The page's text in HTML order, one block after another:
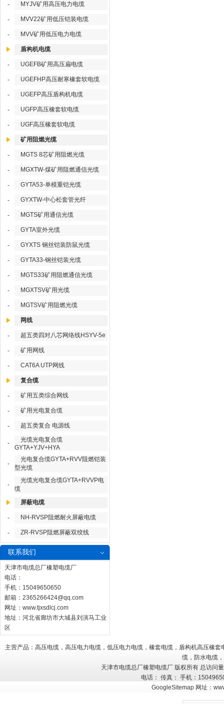
- MYJV矿用高压电力电缆
- MVV22矿用低压铠装电缆
- MVV矿用低压电力电缆
盾构机电缆
- UGEFB矿用高压扁电缆
- UGEFHP高压耐寒橡套软电缆
- UGEFP高压盾构机电缆
- UGFP高压橡套软电缆
- UGF高压橡套软电缆
矿用阻燃光缆
- MGTS 8芯矿用阻燃光缆
- MGXTW-煤矿用阻燃通信光缆
- GYTA53-单模重铠光缆
- GYXTW-中心松套管光纤
- MGTS矿用通信光缆
- GYTA室外光缆
- GYXTS 钢丝铠装防鼠光缆
- GYTA33-钢丝铠装光缆
- MGTS33矿用阻燃通信光缆
- MGXTSV矿用光缆
- MGTSV矿用阻燃光缆
网线
- 超五类四对八芯网络线HSYV-5e
- 矿用网线
- CAT6A UTP网线
复合缆
- 矿用五类综合网线
- 矿用光电复合缆
- 超五类复合 电源线
-
光缆光电复合缆
GYTA+YJV+HYA
-
光电复合缆GYTA+RVV阻燃铠装
型光缆
-
光缆光电复合缆GYTA+RVVP电
缆
屏蔽电缆
- NH-RVSP阻燃耐火屏蔽电缆
- ZR-RVSP阻燃屏蔽双绞线
联系我们
天津市电缆总厂橡塑电缆厂
电话：
手机：15049650650
邮箱： 2365266424@qq.com
网址： www.tjxsdlcj.com
地址：河北省廊坊市大城县刘演马工业
区
主营产品：高压电缆，高压电力电缆，低压电力电缆，橡套电缆，盾构机高压橡
缆，防水电缆
天津市电缆总厂橡塑电缆厂 版权所有 总访问
电话： 传真： 手机：
GoogleSitemap 网址：